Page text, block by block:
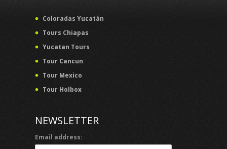
Coloradas Yucatán
Tours Chiapas
Yucatan Tours
Tour Cancun
Tour Mexico
Tour Holbox
NEWSLETTER
Email address: